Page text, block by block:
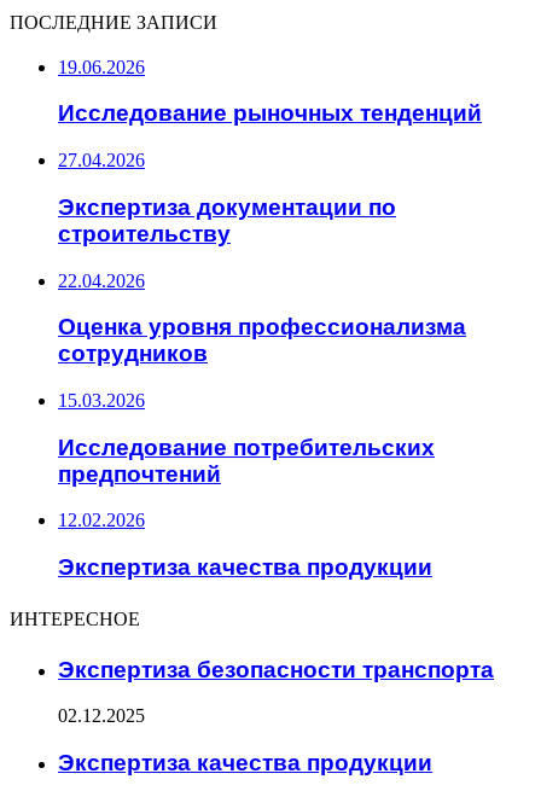
ПОСЛЕДНИЕ ЗАПИСИ
19.06.2026
Исследование рыночных тенденций
27.04.2026
Экспертиза документации по
строительству
22.04.2026
Оценка уровня профессионализма
сотрудников
15.03.2026
Исследование потребительских
предпочтений
12.02.2026
Экспертиза качества продукции
ИНТЕРЕСНОЕ
Экспертиза безопасности транспорта
02.12.2025
Экспертиза качества продукции